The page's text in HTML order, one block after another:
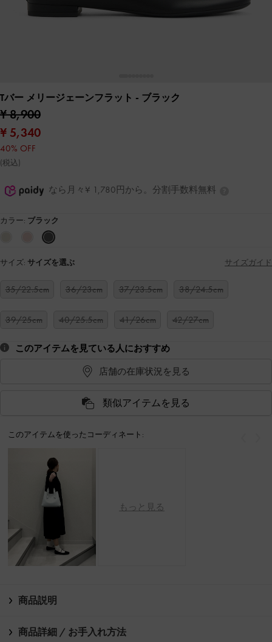
Tバー メリージェーンフラット - ブラック
¥ 8,900
¥ 5,340
40% OFF
(税込)
なら月々¥ 1,780円から。分割手数料無料
カラー: ブラック
サイズ: サイズを選ぶ サイズガイド
35/22.5cm 36/23cm 37/23.5cm 38/24.5cm
39/25cm 40/25.5cm 41/26cm 42/27cm
このアイテムを見ている人におすすめ
店舗の在庫状況を見る
類似アイテムを見る
このアイテムを使ったコーディネート:
もっと見る
商品説明
商品詳細 / お手入れ方法